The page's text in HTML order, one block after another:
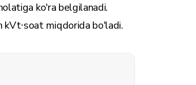
ko'ra belgilanadi.
kVt⋅soat miqdorida bo'ladi.